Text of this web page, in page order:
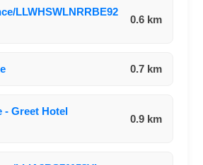
LLWHSWLNRRBE92
0.6 km
0.7 km
- Greet Hotel
0.9 km